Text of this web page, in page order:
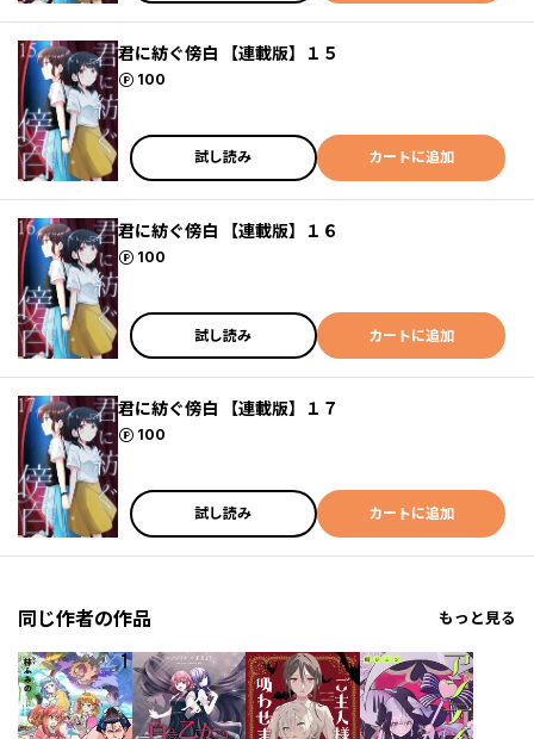
君に紡ぐ傍白 【連載版】１５
100
ポイント
試し読み カートに追加
君に紡ぐ傍白 【連載版】１６
100
ポイント
試し読み カートに追加
君に紡ぐ傍白 【連載版】１７
100
ポイント
試し読み カートに追加
同じ作者の作品 もっと見る